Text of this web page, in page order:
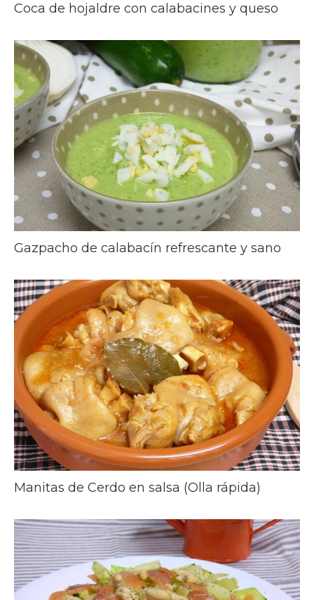
Coca de hojaldre con calabacines y queso
Gazpacho de calabacín refrescante y sano
Manitas de Cerdo en salsa (Olla rápida)